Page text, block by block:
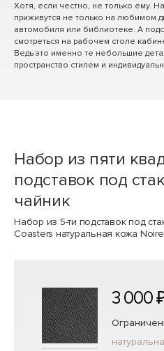
Хотя, если честно, не только ему.
приживутся не только на любимом
автомобиля или библиотеке. А
смотреться на рабочем столе
Ведь это именно те небольшие
пространство стилем и
Набор из пяти
подставок под
чайник
Набор из 5-ти подставок под
Coasters натуральная кожа Noire
3 000